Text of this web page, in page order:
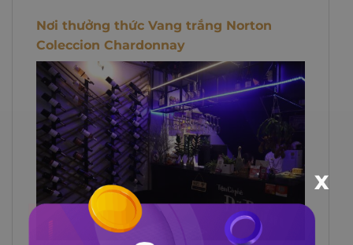
Nơi thưởng thức Vang trắng Norton
Coleccion Chardonnay